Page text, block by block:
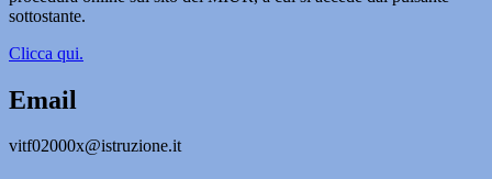
sottostante.
Clicca qui.
Email
vitf02000x@istruzione.it